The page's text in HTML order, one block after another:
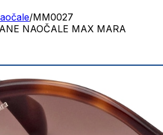
/MM0027
NAOČALE MAX MARA